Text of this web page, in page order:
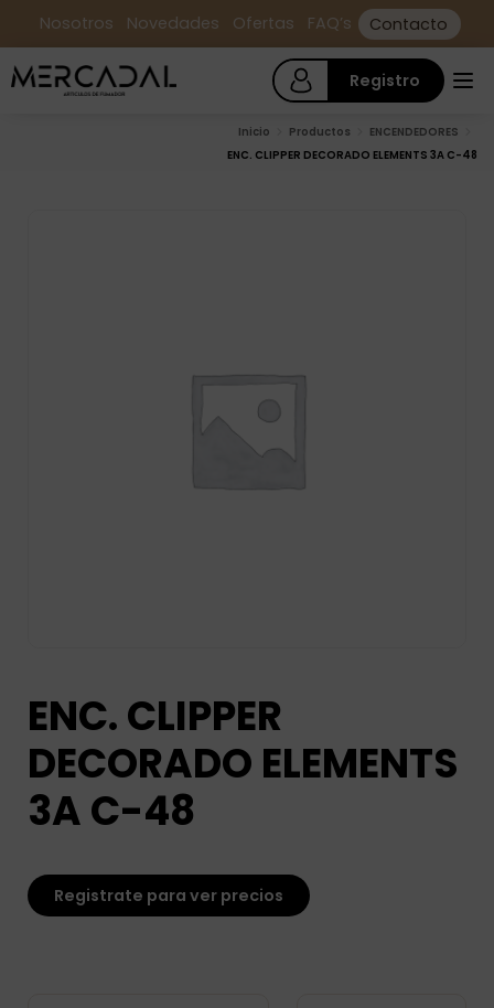
Nosotros Novedades Ofertas FAQ’s Contacto
Registro
Inicio Productos
ENCENDEDORES
ENC. CLIPPER DECORADO ELEMENTS 3A C-48
ENC. CLIPPER
DECORADO ELEMENTS
3A C-48
Registrate para ver precios